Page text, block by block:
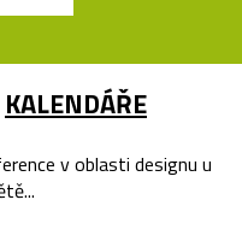
KALENDÁŘE
v oblasti designu u